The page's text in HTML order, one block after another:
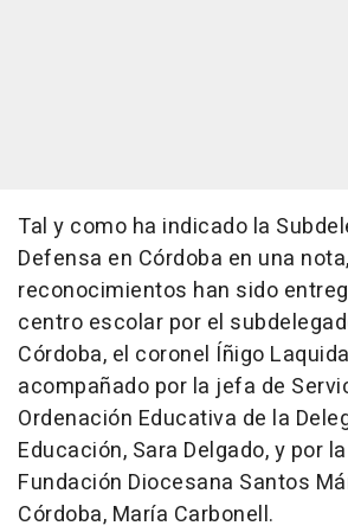
Tal y como ha indicado la
Defensa en Córdoba en una
reconocimientos han sido
centro escolar por el
Córdoba, el coronel Íñigo
acompañado por la jefa de
Ordenación Educativa de la
Educación, Sara Delgado, y por
Fundación Diocesana Santos
Córdoba, María Carbonell.